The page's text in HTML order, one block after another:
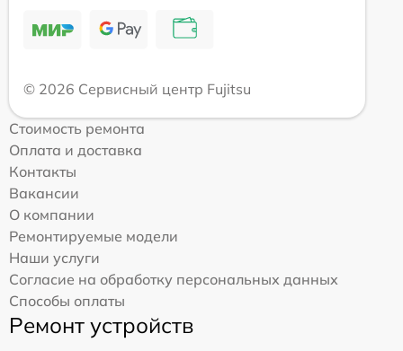
© 2026 Сервисный центр Fujitsu
Стоимость ремонта
Оплата и доставка
Контакты
Вакансии
О компании
Ремонтируемые модели
Наши услуги
Согласие на обработку персональных данных
Способы оплаты
Ремонт устройств